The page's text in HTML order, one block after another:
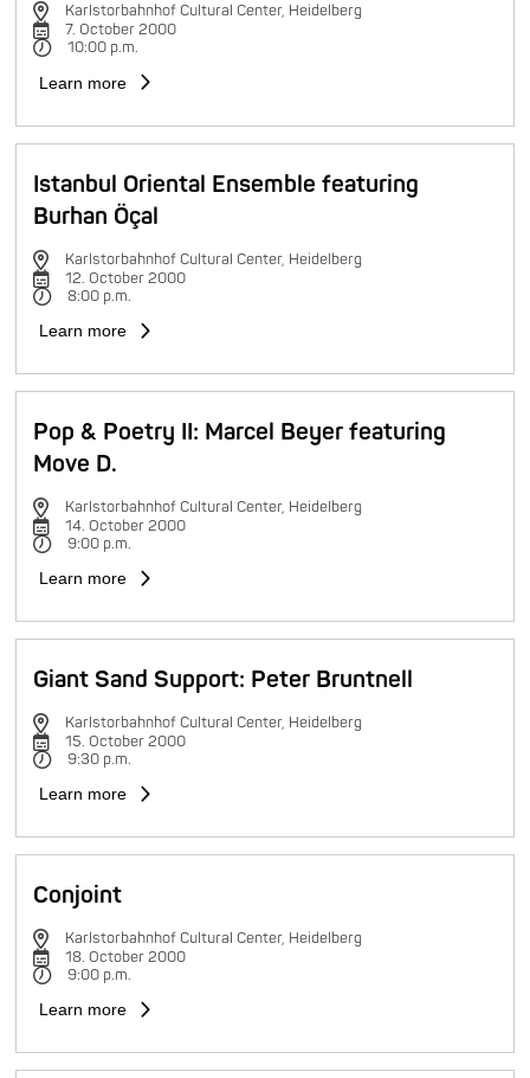
Karlstorbahnhof Cultural Center, Heidelberg
7. October 2000
10:00 p.m.
Learn more
Istanbul Oriental Ensemble featuring
Burhan Öçal
Karlstorbahnhof Cultural Center, Heidelberg
12. October 2000
8:00 p.m.
Learn more
Pop & Poetry II: Marcel Beyer featuring
Move D.
Karlstorbahnhof Cultural Center, Heidelberg
14. October 2000
9:00 p.m.
Learn more
Giant Sand Support: Peter Bruntnell
Karlstorbahnhof Cultural Center, Heidelberg
15. October 2000
9:30 p.m.
Learn more
Conjoint
Karlstorbahnhof Cultural Center, Heidelberg
18. October 2000
9:00 p.m.
Learn more